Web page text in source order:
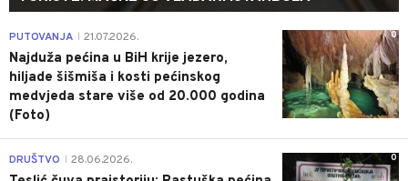
0
PUTOVANJA 21.07.2026.
Najduža pećina u BiH krije jezero,
hiljade šišmiša i kosti pećinskog
medvjeda stare više od 20.000 godina
(Foto)
0
DRUŠTVO 28.06.2026.